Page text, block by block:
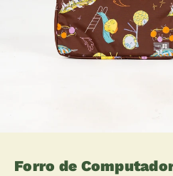
Forro de